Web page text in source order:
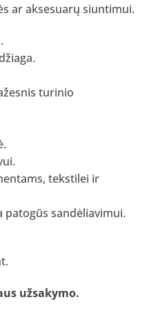
ar aksesuarų siuntimui.
turinio
tekstilei ir
sandėliavimui.
užsakymo.